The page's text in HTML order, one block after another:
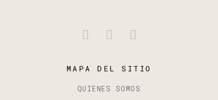
MAPA DEL SITIO
QUIENES SOMOS